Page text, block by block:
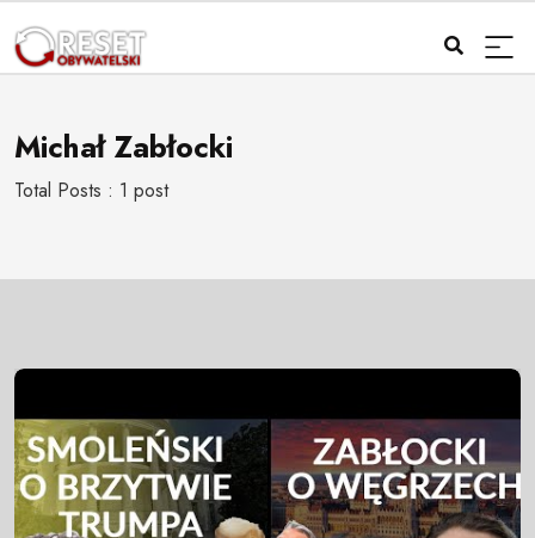
Michał Zabłocki
Total Posts : 1 post